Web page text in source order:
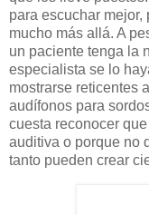
para escuchar
mucho más allá. A
un paciente tenga la
especialista se lo
mostrarse reticentes
audífonos para
cuesta reconocer
auditiva o porque no
tanto pueden crear